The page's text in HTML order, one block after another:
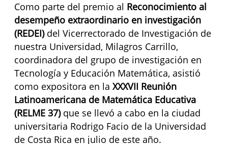
Como parte del premio al Reconocimiento al
desempeño extraordinario en investigación
(REDEI) del Vicerrectorado de Investigación de
nuestra Universidad, Milagros Carrillo,
coordinadora del grupo de investigación en
Tecnología y Educación Matemática, asistió
como expositora en la XXXVII Reunión
Latinoamericana de Matemática Educativa
(RELME 37)que se llevó a cabo en la ciudad
universitaria Rodrigo Facio de la Universidad
de Costa Rica en julio de este año.